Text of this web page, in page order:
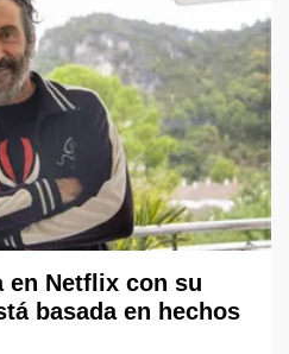
en Netflix con su
basada en hechos